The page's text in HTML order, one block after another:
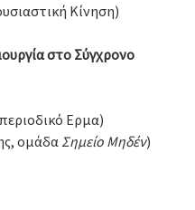
Κίνηση)
στο Σύγχρονο
Ερμα)
ομάδα Σημείο Μηδέν)